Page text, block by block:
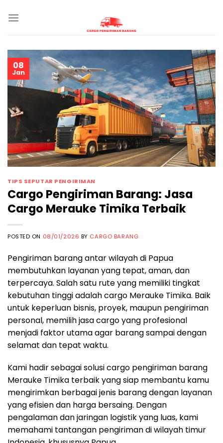
08
Jan
TIPS SEPUTAR PENGIRIMAN
Cargo Pengiriman Barang: Jasa
Cargo Merauke Timika Terbaik
POSTED ON 08/01/2026 BY CARGO BARANG
Pengiriman barang antar wilayah di Papua
membutuhkan layanan yang tepat, aman, dan
terpercaya. Salah satu rute yang memiliki tingkat
kebutuhan tinggi adalah cargo Merauke Timika. Baik
untuk keperluan bisnis, proyek, maupun pengiriman
personal, memilih jasa cargo yang profesional
menjadi faktor utama agar barang sampai dengan
selamat dan tepat waktu.
Kami hadir sebagai solusi cargo pengiriman barang
Merauke Timika terbaik yang siap membantu kamu
mengirimkan berbagai jenis barang dengan layanan
yang efisien dan harga bersaing. Dengan
pengalaman dan jaringan logistik yang luas, kami
memahami tantangan pengiriman di wilayah timur